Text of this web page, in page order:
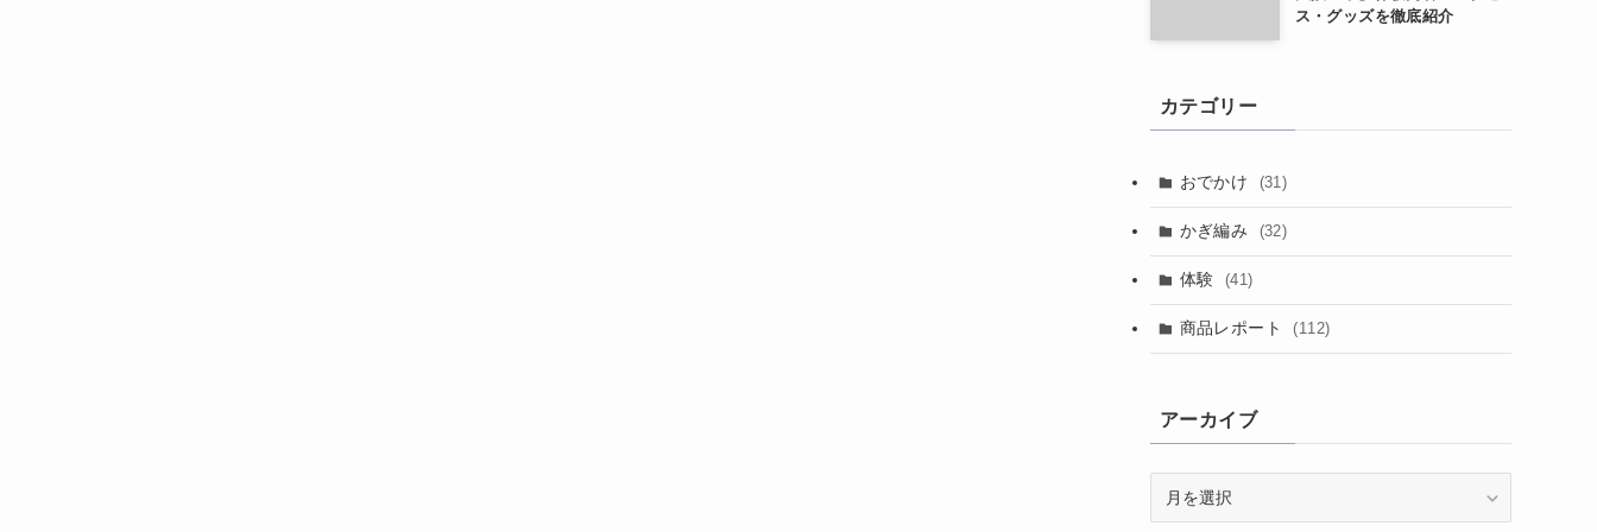
ス・グッズを徹底紹介
カテゴリー
おでかけ (31)
かぎ編み (32)
体験 (41)
商品レポート (112)
アーカイブ